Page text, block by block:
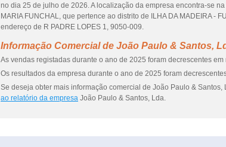
no dia 25 de julho de 2026. A localização da empresa encontra-se
MARIA FUNCHAL, que pertence ao distrito de ILHA DA MADEIRA -
endereço de R PADRE LOPES 1, 9050-009.
Informação Comercial de João Paulo & Santos,
As vendas registadas durante o ano de 2025 foram decrescentes
Os resultados da empresa durante o ano de 2025 foram
Se deseja obter mais informação comercial de João Paulo & Santos,
ao relatório da empresa João Paulo & Santos, Lda.